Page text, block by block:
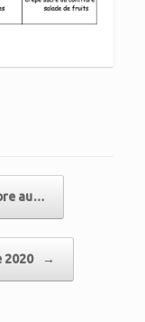
au…
2020 →